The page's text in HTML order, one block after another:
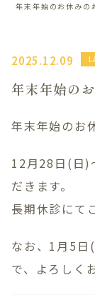
採用情報
LINE相談
ブログ
プライバシ
一般歯科
小児歯科・
矯正歯科
審美歯科・
インプラン
年末年始のお休みの
2025.12.09
年末年始の
年末年始のお
12月28日(日)
だきます。
長期休診にて
なお、1月5日
で、よろしく